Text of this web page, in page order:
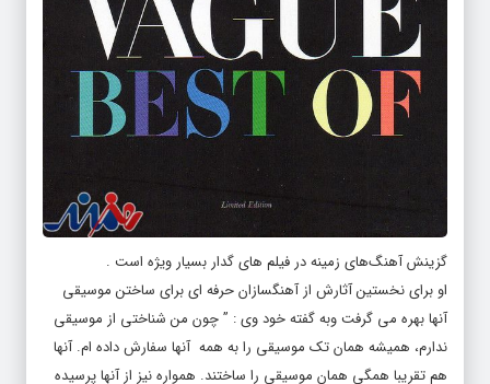
گزینش آهنگ‌های زمینه در فیلم های گدار بسیار ویژه است .
او برای نخستین آثارش از آهنگسازان حرفه ای برای ساختن موسیقی
آنها بهره می گرفت وبه گفته خود وی : ” چون من شناختی از موسیقی
ندارم، همیشه همان تک موسیقی را به همه آنها سفارش داده ام. آنها
هم تقریبا همگی همان موسیقی را ساختند. همواره نیز از آنها پرسیده